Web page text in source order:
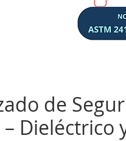
de
– Dieléctrico